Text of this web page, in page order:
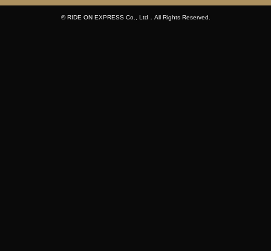
© RIDE ON EXPRESS Co., Ltd．All Rights Reserved.